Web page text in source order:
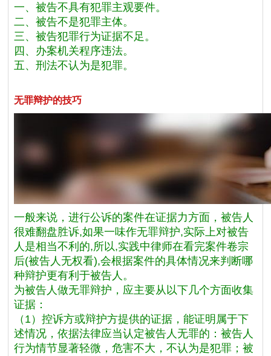
一、被告不具有犯罪主观要件。
二、被告不是犯罪主体。
三、被告犯罪行为证据不足。
四、办案机关程序违法。
五、刑法不认为是犯罪。
无罪辩护的技巧
一般来说，进行公诉的案件在证据力方面，被告人
很难翻盘胜诉,如果一味作无罪辩护,实际上对被告
人是相当不利的,所以,实践中律师在看完案件卷宗
后(被告人无权看),会根据案件的具体情况来判断哪
种辩护更有利于被告人。
为被告人做无罪辩护，应主要从以下几个方面收集
证据：
（1）控诉方或辩护方提供的证据，能证明属于下
述情况，依据法律应当认定被告人无罪的：被告人
行为情节显著轻微，危害不大，不认为是犯罪；被